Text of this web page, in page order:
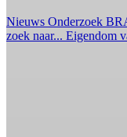
Nieuws Onderzoek
zoek naar... Eigendom